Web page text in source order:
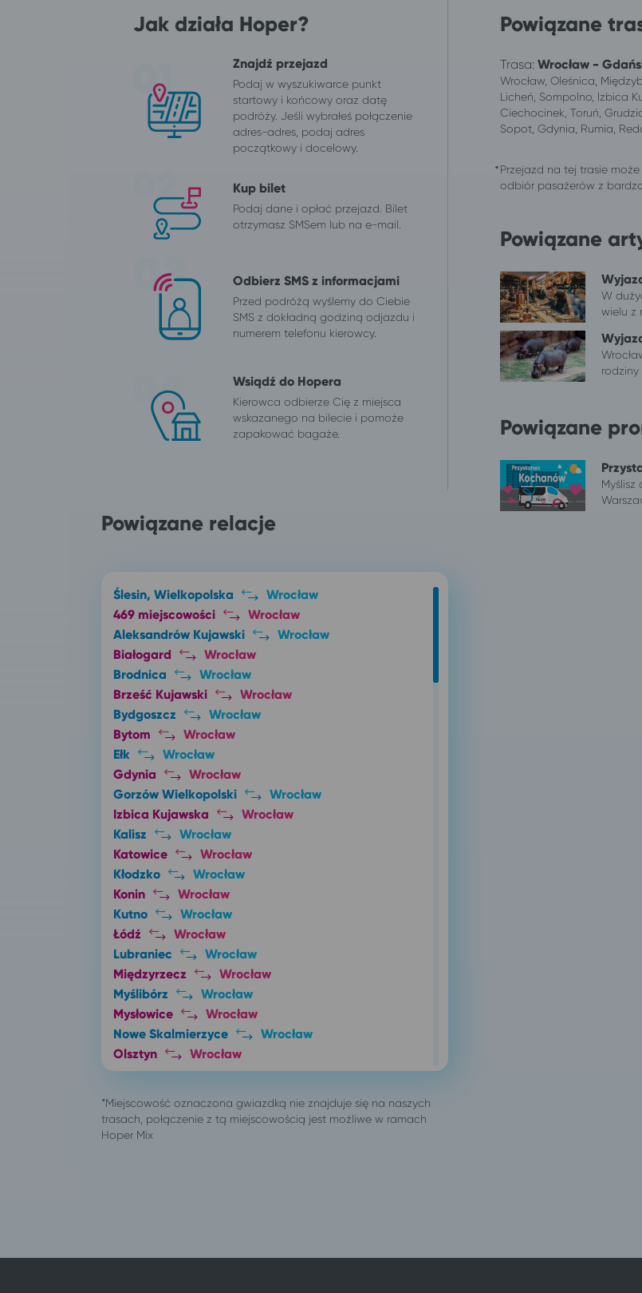
Jak działa Hoper?
Znajdź przejazd
Podaj w wyszukiwarce punkt
startowy i końcowy oraz datę
podróży. Jeśli wybrałeś połączenie
adres-adres, podaj adres
początkowy i docelowy.
Kup bilet
Podaj dane i opłać przejazd. Bilet
otrzymasz SMSem lub na e-mail.
Odbierz SMS z informacjami
Przed podróżą wyślemy do Ciebie
SMS z dokładną godziną odjazdu i
numerem telefonu kierowcy.
Wsiądź do Hopera
Kierowca odbierze Cię z miejsca
wskazanego na bilecie i pomoże
zapakować bagaże.
Powiązane relacje
Ślesin, Wielkopolska
Wrocław
469 miejscowości
Wrocław
Aleksandrów Kujawski
Wrocław
Białogard
Wrocław
Brodnica
Wrocław
Brześć Kujawski
Wrocław
Bydgoszcz
Wrocław
Bytom
Wrocław
Ełk
Wrocław
Gdynia
Wrocław
Gorzów Wielkopolski
Wrocław
Izbica Kujawska
Wrocław
Kalisz
Wrocław
Katowice
Wrocław
Kłodzko
Wrocław
Konin
Wrocław
Kutno
Wrocław
Łódź
Wrocław
Lubraniec
Wrocław
Międzyrzecz
Wrocław
Myślibórz
Wrocław
Mysłowice
Wrocław
Nowe Skalmierzyce
Wrocław
Olsztyn
Wrocław
Opole
Wrocław
Oświęcim
Wrocław
Pabianice
Powiązane
Trasa: Wrocław -
Wrocław, Oleśnica,
Licheń, Sompolno, Izbica
Ciechocinek, Toruń,
Sopot, Gdynia, Rumia,
Przejazd na tej trasie
odbiór pasażerów z
Powiązane
W
wielu z
rodziny
Powiązane